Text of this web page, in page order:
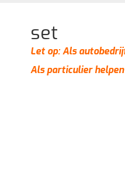
set
Let op: Als
Als particulier